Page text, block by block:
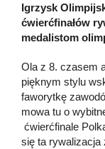
Igrzysk
ćwierćfinałów
medalistom
Ola z 8. czasem
pięknym stylu
faworytkę
mowa tu o
ćwierćfinale
się ta rywalizacja